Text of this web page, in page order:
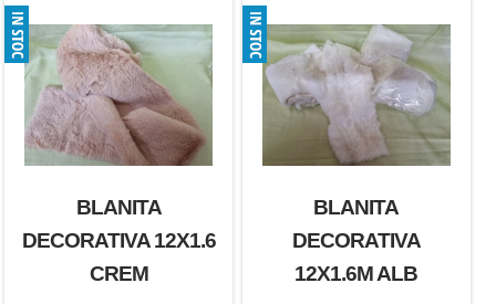
BLANITA
DECORATIVA 12X1.6
CREM
BLANITA
DECORATIVA
12X1.6M ALB